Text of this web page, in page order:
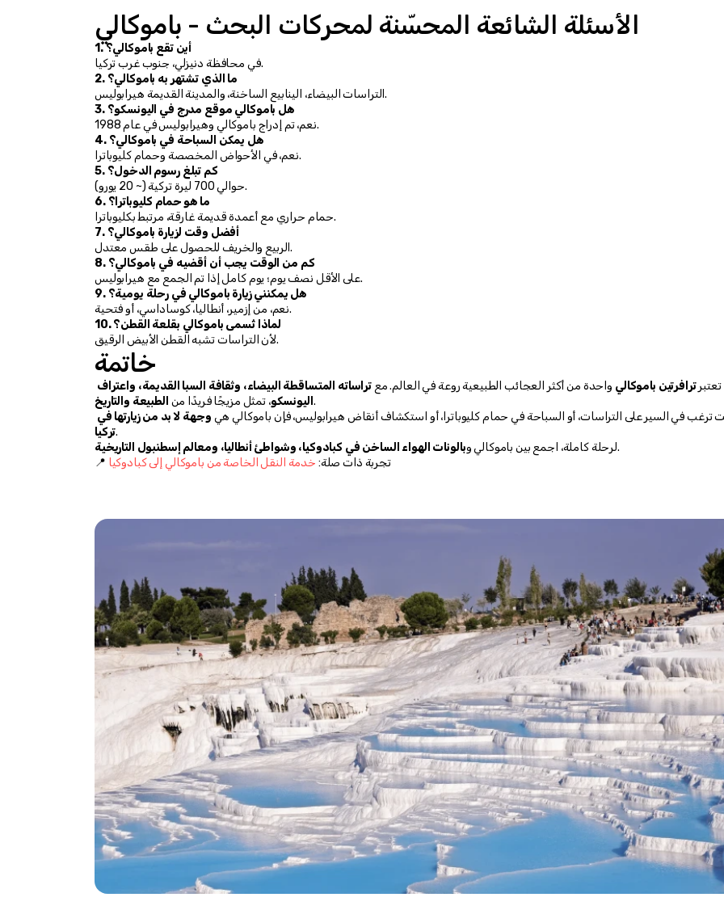
الأسئلة الشائعة المحسّنة لمحركات البحث - باموكالي
1. أين تقع باموكالي؟
في محافظة دنيزلي، جنوب غرب تركيا.
2. ما الذي تشتهر به باموكالي؟
التراسات البيضاء، الينابيع الساخنة، والمدينة القديمة هيرابوليس.
3. هل باموكالي موقع مدرج في اليونسكو؟
نعم، تم إدراج باموكالي وهيرابوليس في عام 1988.
4. هل يمكن السباحة في باموكالي؟
نعم، في الأحواض المخصصة وحمام كليوباترا.
5. كم تبلغ رسوم الدخول؟
حوالي 700 ليرة تركية (~ 20 يورو).
6. ما هو حمام كليوباترا؟
حمام حراري مع أعمدة قديمة غارقة، مرتبط بكليوباترا.
7. أفضل وقت لزيارة باموكالي؟
الربيع والخريف للحصول على طقس معتدل.
8. كم من الوقت يجب أن أقضيه في باموكالي؟
على الأقل نصف يوم؛ يوم كامل إذا تم الجمع مع هيرابوليس.
9. هل يمكنني زيارة باموكالي في رحلة يومية؟
نعم، من إزمير، أنطاليا، كوساداسي، أو فتحية.
10. لماذا تُسمى باموكالي بقلعة القطن؟
لأن التراسات تشبه القطن الأبيض الرقيق.
خاتمة
تعتبر ترافرتين باموكالي واحدة من أكثر العجائب الطبيعية روعة في العالم. مع
اليونسكو، تمثل مزيجًا فريدًا من الطبيعة والتاريخ
.
ترغب في السير على التراسات، أو السباحة في حمام كليوباترا، أو استكشاف أنقاض هيرابوليس، فإن باموكالي هي
تركيا.
لرحلة كاملة، اجمع بين باموكالي وبالونات الهواء الساخن في كبادوكيا، وشواطئ أنطاليا، ومعالم إسطنبول التاريخية
.
📍 تجربة ذات صلة: خدمة النقل الخاصة من باموكالي إلى كبادوكيا